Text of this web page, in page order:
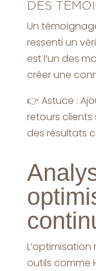
DES
Un
ressenti un
est l’un des
créer une
👉 Astuce :
retours
des résultats
L’optimisation
outils comme